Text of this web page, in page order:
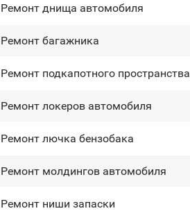
Ремонт днища автомобиля
Ремонт багажника
Ремонт подкапотного пространства
Ремонт лoĸepoв автомобиля
Ремонт лючка бензобака
Ремонт молдингов автомобиля
Ремонт ниши запаски